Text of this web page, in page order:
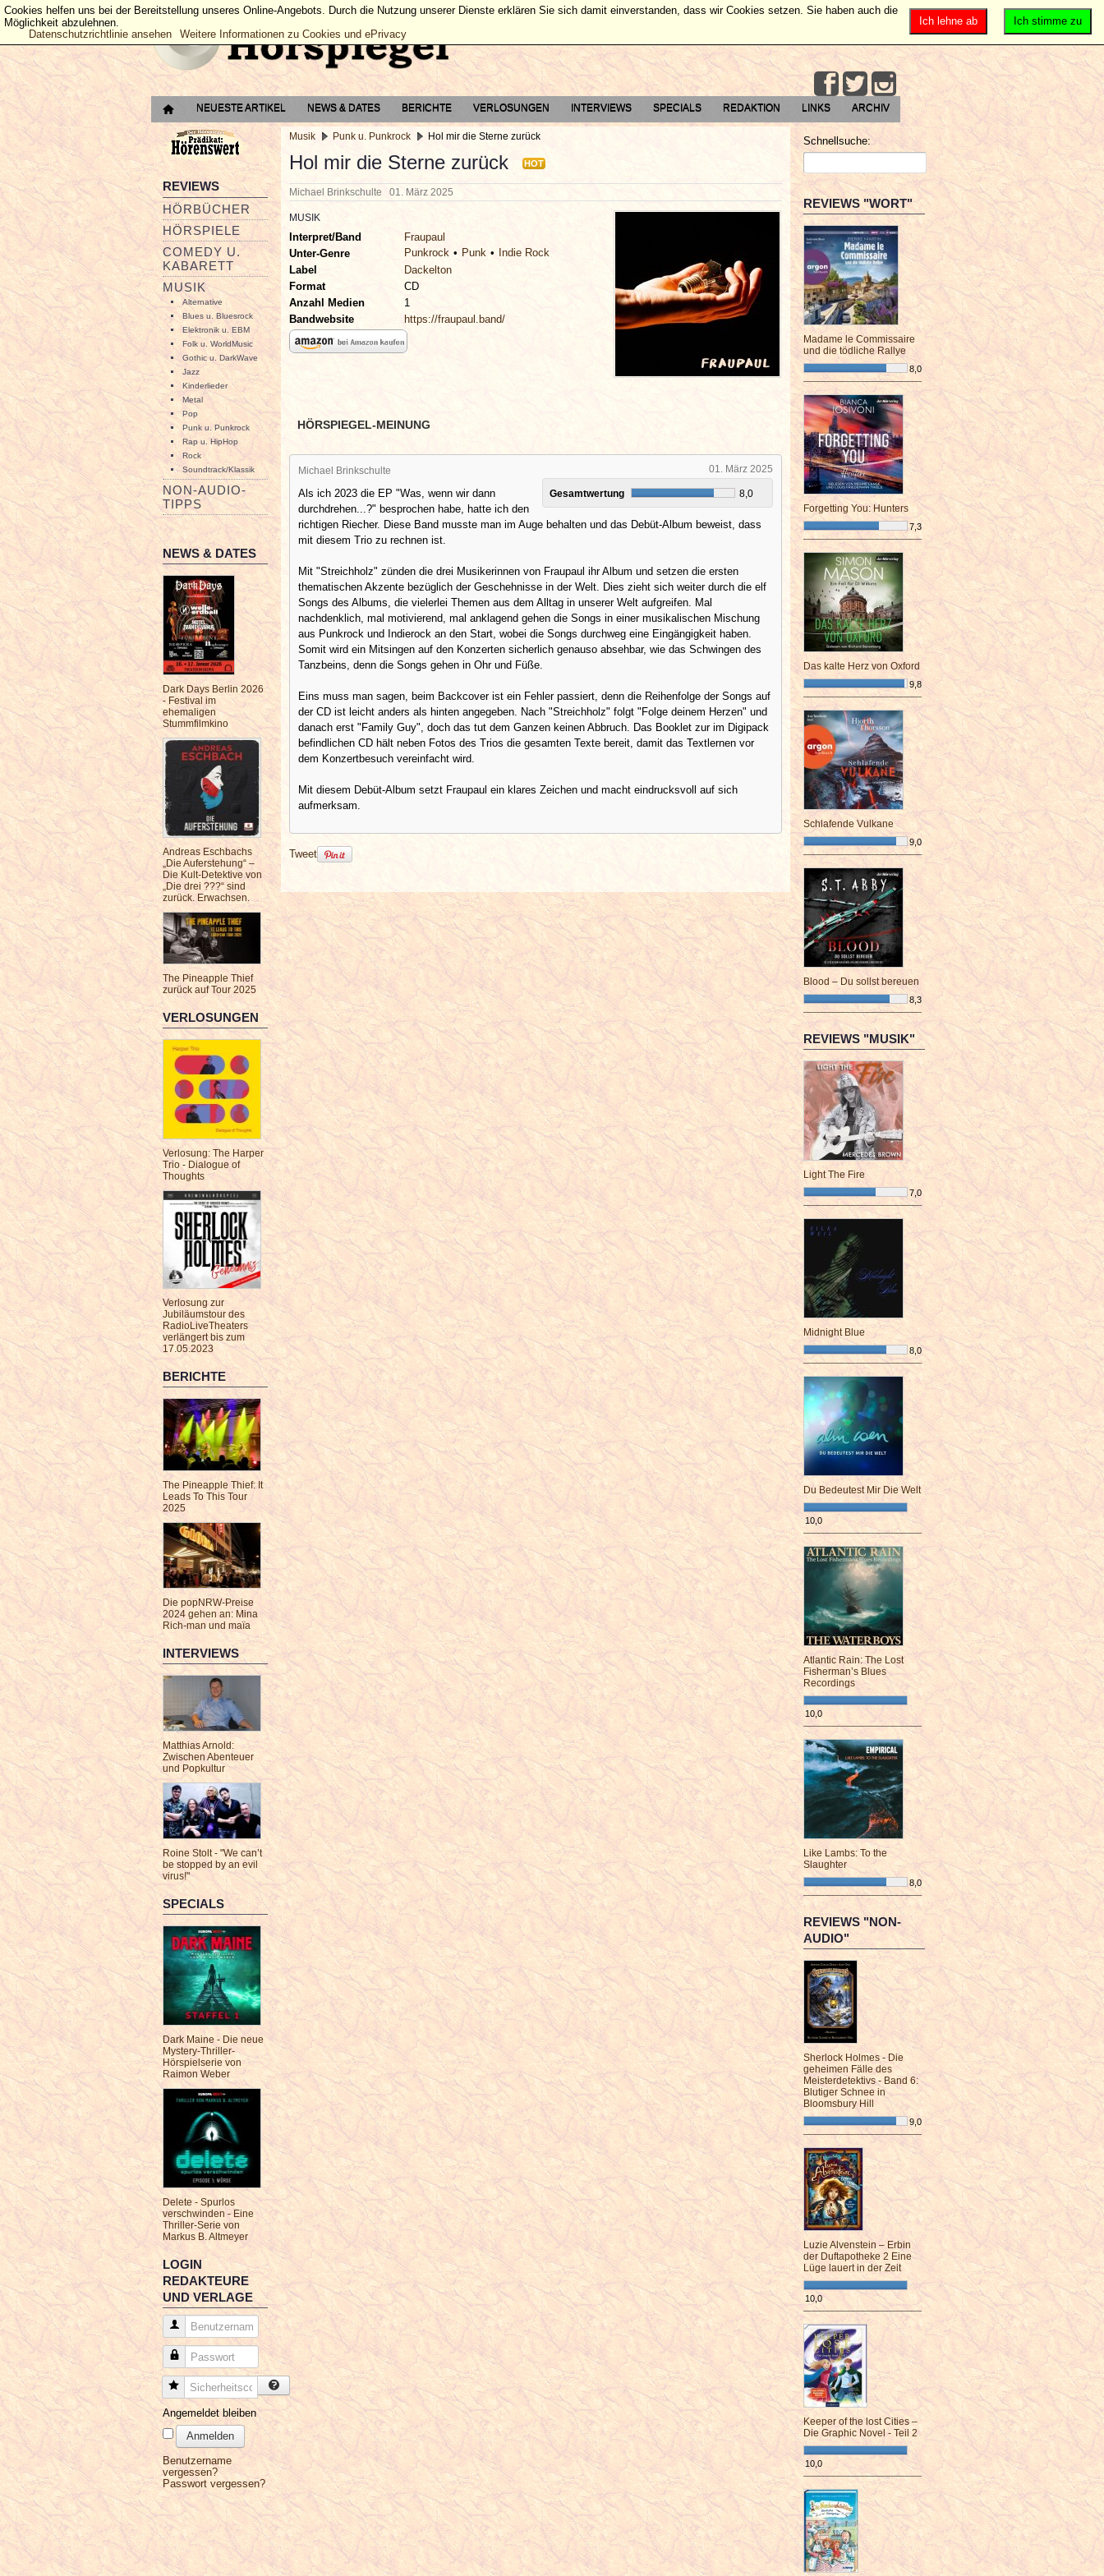
NEUESTE ARTIKEL NEWS & DATES BERICHTE VERLOSUNGEN INTERVIEWS SPECIALS REDAKTION LINKS ARCHIV
REVIEWS
HÖRBÜCHER
HÖRSPIELE
COMEDY U.
KABARETT
MUSIK
Alternative
Blues u. Bluesrock
Elektronik u. EBM
Folk u. WorldMusic
Gothic u. DarkWave
Jazz
Kinderlieder
Metal
Pop
Punk u. Punkrock
Rap u. HipHop
Rock
Soundtrack/Klassik
NON-AUDIO-
TIPPS
NEWS & DATES
Dark Days Berlin 2026
- Festival im
ehemaligen
Stummfilmkino
Andreas Eschbachs
„Die Auferstehung“ –
Die Kult-Detektive von
„Die drei ???“ sind
zurück. Erwachsen.
The Pineapple Thief
zurück auf Tour 2025
VERLOSUNGEN
Verlosung: The Harper
Trio - Dialogue of
Thoughts
Verlosung zur
Jubiläumstour des
RadioLiveTheaters
verlängert bis zum
17.05.2023
BERICHTE
The Pineapple Thief: It
Leads To This Tour
2025
Die popNRW-Preise
2024 gehen an: Mina
Rich-man und maïa
INTERVIEWS
Matthias Arnold:
Zwischen Abenteuer
und Popkultur
Roine Stolt - "We can’t
be stopped by an evil
virus!"
SPECIALS
Dark Maine - Die neue
Mystery-Thriller-
Hörspielserie von
Raimon Weber
Delete - Spurlos
verschwinden - Eine
Thriller-Serie von
Markus B. Altmeyer
LOGIN
REDAKTEURE
UND VERLAGE
Benutzername
Passwort
Sicherheitscode
Angemeldet bleiben
Anmelden
Benutzername
vergessen?
Passwort vergessen?
Musik Punk u. Punkrock Hol mir die Sterne zurück
Hol mir die Sterne zurück HOT
Michael Brinkschulte 01. März 2025
MUSIK
Interpret/Band
Fraupaul
Unter-Genre
Punkrock Punk
Indie Rock
Label
Dackelton
Format
CD
Anzahl Medien
1
Bandwebsite
https://fraupaul.band/
HÖRSPIEGEL-MEINUNG
01. März 2025
Michael Brinkschulte
Gesamtwertung 8,0
Als ich 2023 die EP "Was, wenn wir dann
durchdrehen...?" besprochen habe, hatte ich den
richtigen Riecher. Diese Band musste man im Auge behalten und das Debüt-Album beweist, dass
mit diesem Trio zu rechnen ist.
Mit "Streichholz" zünden die drei Musikerinnen von Fraupaul ihr Album und setzen die ersten
thematischen Akzente bezüglich der Geschehnisse in der Welt. Dies zieht sich weiter durch die elf
Songs des Albums, die vielerlei Themen aus dem Alltag in unserer Welt aufgreifen. Mal
nachdenklich, mal motivierend, mal anklagend gehen die Songs in einer musikalischen Mischung
aus Punkrock und Indierock an den Start, wobei die Songs durchweg eine Eingängigkeit haben.
Somit wird ein Mitsingen auf den Konzerten sicherlich genauso absehbar, wie das Schwingen des
Tanzbeins, denn die Songs gehen in Ohr und Füße.
Eins muss man sagen, beim Backcover ist ein Fehler passiert, denn die Reihenfolge der Songs auf
der CD ist leicht anders als hinten angegeben. Nach "Streichholz" folgt "Folge deinem Herzen" und
danach erst "Family Guy", doch das tut dem Ganzen keinen Abbruch. Das Booklet zur im Digipack
befindlichen CD hält neben Fotos des Trios die gesamten Texte bereit, damit das Textlernen vor
dem Konzertbesuch vereinfacht wird.
Mit diesem Debüt-Album setzt Fraupaul ein klares Zeichen und macht eindrucksvoll auf sich
aufmerksam.
Tweet
Schnellsuche:
REVIEWS "WORT"
Madame le Commissaire
und die tödliche Rallye
8,0
¯¯¯¯¯¯¯¯¯¯¯¯¯¯¯¯¯¯¯¯¯¯¯¯
Forgetting You: Hunters
7,3
¯¯¯¯¯¯¯¯¯¯¯¯¯¯¯¯¯¯¯¯¯¯¯¯
Das kalte Herz von Oxford
9,8
¯¯¯¯¯¯¯¯¯¯¯¯¯¯¯¯¯¯¯¯¯¯¯¯
Schlafende Vulkane
9,0
¯¯¯¯¯¯¯¯¯¯¯¯¯¯¯¯¯¯¯¯¯¯¯¯
Blood – Du sollst bereuen
8,3
¯¯¯¯¯¯¯¯¯¯¯¯¯¯¯¯¯¯¯¯¯¯¯¯
REVIEWS "MUSIK"
Light The Fire
7,0
¯¯¯¯¯¯¯¯¯¯¯¯¯¯¯¯¯¯¯¯¯¯¯¯
Midnight Blue
8,0
¯¯¯¯¯¯¯¯¯¯¯¯¯¯¯¯¯¯¯¯¯¯¯¯
Du Bedeutest Mir Die Welt
10,0
¯¯¯¯¯¯¯¯¯¯¯¯¯¯¯¯¯¯¯¯¯¯¯¯
Atlantic Rain: The Lost
Fisherman’s Blues
Recordings
10,0
¯¯¯¯¯¯¯¯¯¯¯¯¯¯¯¯¯¯¯¯¯¯¯¯
Like Lambs: To the
Slaughter
8,0
¯¯¯¯¯¯¯¯¯¯¯¯¯¯¯¯¯¯¯¯¯¯¯¯
REVIEWS "NON-
AUDIO"
Sherlock Holmes - Die
geheimen Fälle des
Meisterdetektivs - Band 6:
Blutiger Schnee in
Bloomsbury Hill
9,0
¯¯¯¯¯¯¯¯¯¯¯¯¯¯¯¯¯¯¯¯¯¯¯¯
Luzie Alvenstein – Erbin
der Duftapotheke 2 Eine
Lüge lauert in der Zeit
10,0
¯¯¯¯¯¯¯¯¯¯¯¯¯¯¯¯¯¯¯¯¯¯¯¯
Keeper of the lost Cities –
Die Graphic Novel - Teil 2
10,0
¯¯¯¯¯¯¯¯¯¯¯¯¯¯¯¯¯¯¯¯¯¯¯¯
Ich stimme zu
Ich lehne ab
Cookies helfen uns bei der Bereitstellung unseres Online-Angebots. Durch die Nutzung unserer Dienste erklären Sie sich damit einverstanden, dass wir Cookies setzen. Sie haben auch die
Möglichkeit abzulehnen.
Datenschutzrichtlinie ansehen
Weitere Informationen zu Cookies und ePrivacy